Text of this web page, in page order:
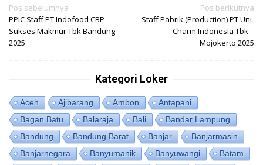
Navigasi
pos
Pos sebelumnya
PPIC Staff PT Indofood CBP
Sukses Makmur Tbk Bandung
2025
Pos berikutnya
Staff Pabrik (Production) PT Uni-
Charm Indonesia Tbk –
Mojokerto 2025
Kategori Loker
Aceh Ajibarang Ambon
Antapani
Bagan Batu
Balaraja Bali
Bandar Lampung
Bandung
Bandung Barat Banjar
Banjarmasin
Banjarnegara
Banyumanik Banyuwangi
Batam